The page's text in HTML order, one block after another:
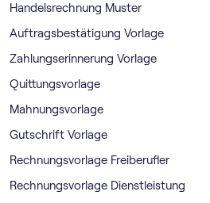
Handelsrechnung Muster
Auftragsbestätigung Vorlage
Zahlungserinnerung Vorlage
Quittungsvorlage
Mahnungsvorlage
Gutschrift Vorlage
Rechnungsvorlage Freiberufler
Rechnungsvorlage Dienstleistung